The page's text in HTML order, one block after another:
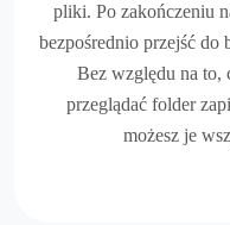
pliki. Po zakończeniu
bezpośrednio przejść
Bez względu na to,
przeglądać folder
możesz je